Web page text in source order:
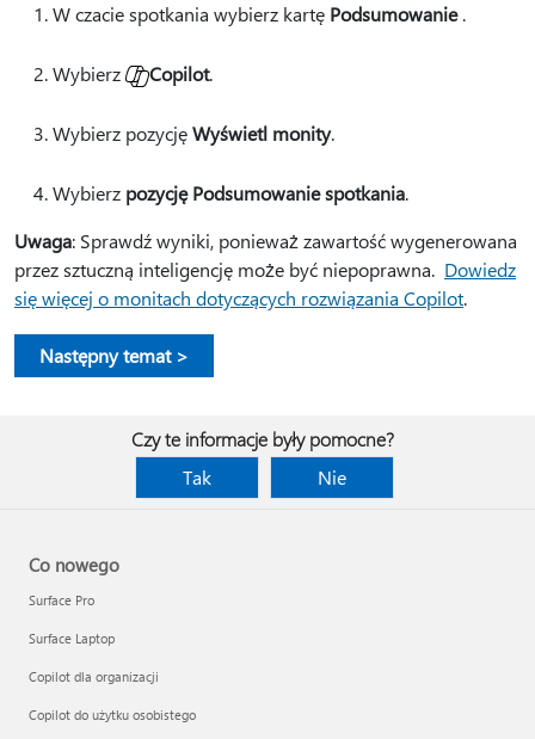
W czacie spotkania wybierz kartę Podsumowanie.
Wybierz Copilot.
Wybierz pozycjęWyświetl monity.
Wybierz pozycję Podsumowanie spotkania.
Uwaga: Sprawdź wyniki, ponieważ zawartość wygenerowana
przez sztuczną inteligencję może być niepoprawna. Dowiedz
się więcej o monitach dotyczących rozwiązania Copilot.
Następny temat >
Czy te informacje były pomocne?
Tak
Nie
Co nowego
Surface Pro
Surface Laptop
Copilot dla organizacji
Copilot do użytku osobistego